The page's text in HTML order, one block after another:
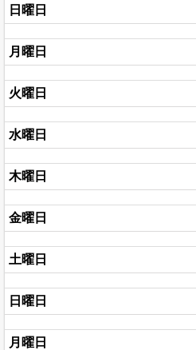
日曜日
月曜日
火曜日
水曜日
木曜日
金曜日
土曜日
日曜日
月曜日